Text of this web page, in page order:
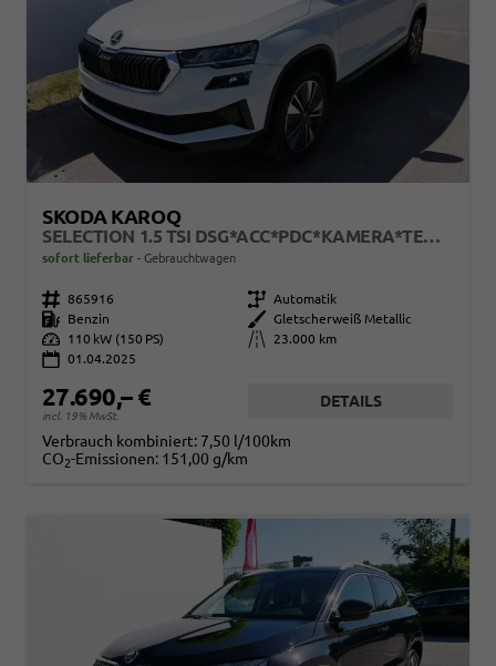
SKODA KAROQ
SELECTION 1.5 TSI DSG*ACC*PDC*KAMERA*TEMPOMAT*LED*SMARTLINK*KLIMA*RADIO*17-ZOLL
sofort lieferbar Gebrauchtwagen
Fahrzeugnr. 865916 Getriebe Automatik
Kraftstoff
Benzin Außenfarbe
Gletscherweiß Metallic
Leistung
110 kW (150 PS) Kilometerstand
23.000 km
01.04.2025
27.690,– €
incl. 19% MwSt.
DETAILS
Verbrauch kombiniert: 7,50 l/100km
CO2-Emissionen: 151,00 g/km